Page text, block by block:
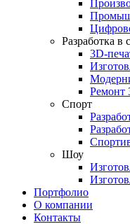
Разработка в
3D-
Ремонт
Спорт
Шоу
Портфолио
О компании
Контакты